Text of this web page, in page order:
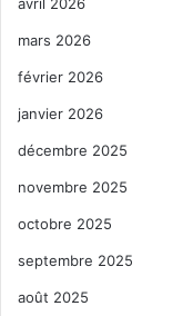
mars 2026
février 2026
janvier 2026
décembre 2025
novembre 2025
octobre 2025
septembre 2025
août 2025